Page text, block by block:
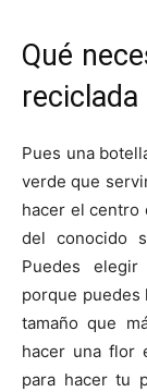
Qué
reciclada
Pues una
verde que
hacer el centro
del conocido
Puedes
porque puedes
tamaño que
hacer una flor
para hacer tu